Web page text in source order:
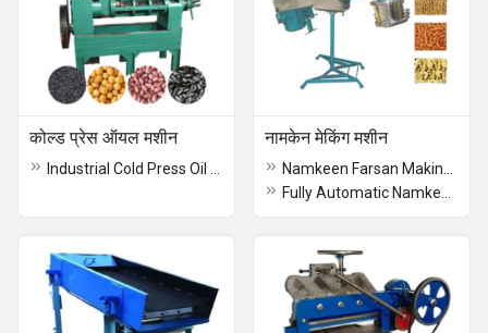
कोल्ड प्रेस ऑयल मशीन नामकेन मेकिंग मशीन